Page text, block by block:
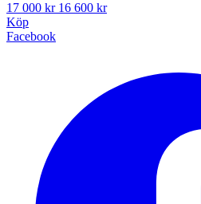
17 000 kr 16 600 kr
Köp
Facebook